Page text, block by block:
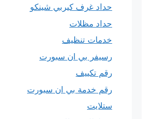
حداد غرف كيربي شينكو
حداد مظلات
خدمات تنظيف
رسيفر بي ان سبورت
رقم تكييف
رقم خدمة بي ان سبورت
ستلايت